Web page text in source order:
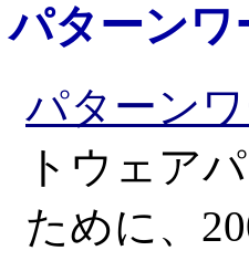
パターン
パターン
トウェア
ために、